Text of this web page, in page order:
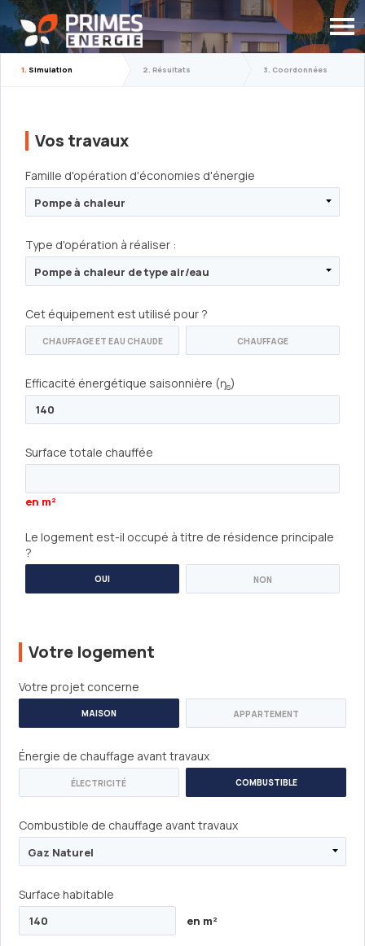
1. Simulation 2. Résultats 3. Coordonnées
Vos travaux
Famille d'opération d'économies d'énergie
Type d'opération à réaliser :
Cet équipement est utilisé pour ?
CHAUFFAGE ET EAU CHAUDE CHAUFFAGE
Efficacité énergétique saisonnière (ŋs)
Surface totale chauffée
en m²
Le logement est-il occupé à titre de résidence principale
?
OUI NON
Votre logement
Votre projet concerne
MAISON APPARTEMENT
Énergie de chauffage avant travaux
ÉLECTRICITÉ COMBUSTIBLE
Combustible de chauffage avant travaux
Surface habitable
en m²